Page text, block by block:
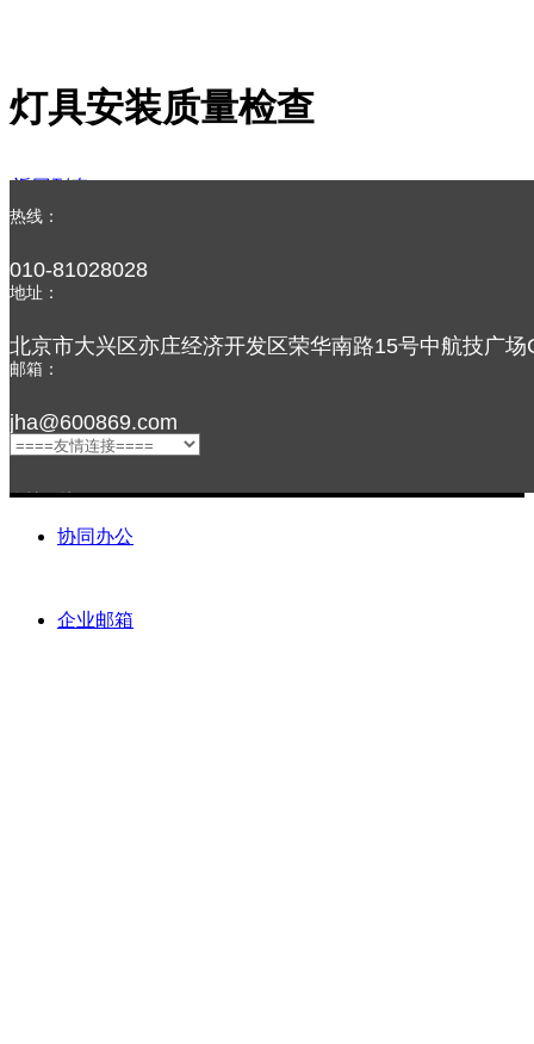
灯具安装质量检查
返回列表
ꄴ前一个：
ꄲ后一个： 灯箱清理
热线：
010-81028028
地址：
北京市大兴区亦庄经济开发区荣华南路15号中航技广场
邮箱：
jha@600869.com
友情链接：
协同办公
企业邮箱